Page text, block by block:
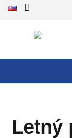
Letný